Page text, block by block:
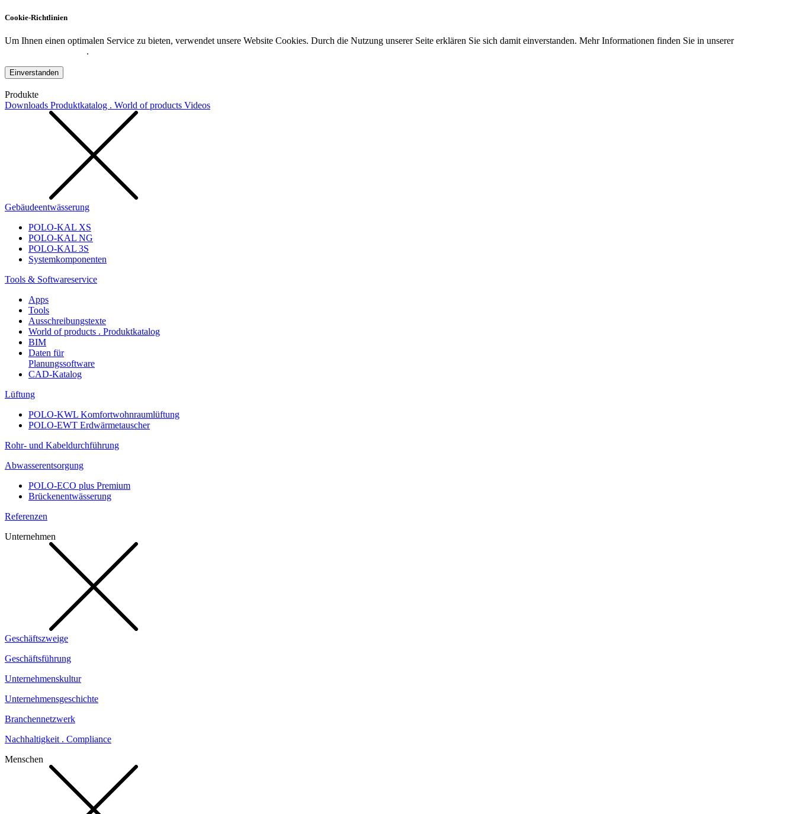
Cookie-Richtlinien
Um Ihnen einen optimalen Service zu bieten, verwendet unsere Website Cookies. Durch die Nutzung unserer Seite erklären Sie sich damit einverstanden. Mehr Informationen finden Sie in unserer
.
Einverstanden
Produkte
Downloads Produktkatalog . World of products Videos
Gebäudeentwässerung
POLO-KAL XS
POLO-KAL NG
POLO-KAL 3S
Systemkomponenten
Tools & Softwareservice
Apps
Tools
Ausschreibungstexte
World of products . Produktkatalog
BIM
Daten für
Planungssoftware
CAD-Katalog
Lüftung
POLO-KWL Komfortwohnraumlüftung
POLO-EWT Erdwärmetauscher
Rohr- und Kabeldurchführung
Abwasserentsorgung
POLO-ECO plus Premium
Brückenentwässerung
Referenzen
Unternehmen
Geschäftszweige
Geschäftsführung
Unternehmenskultur
Unternehmensgeschichte
Branchennetzwerk
Nachhaltigkeit . Compliance
Menschen